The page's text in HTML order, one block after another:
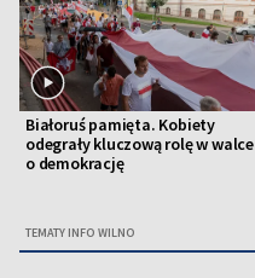
Białoruś pamięta. Kobiety
odegrały kluczową rolę w walce
o demokrację
TEMATY INFO WILNO